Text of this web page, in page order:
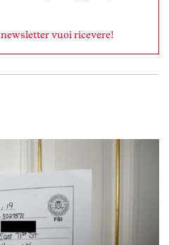
vuoi ricevere!